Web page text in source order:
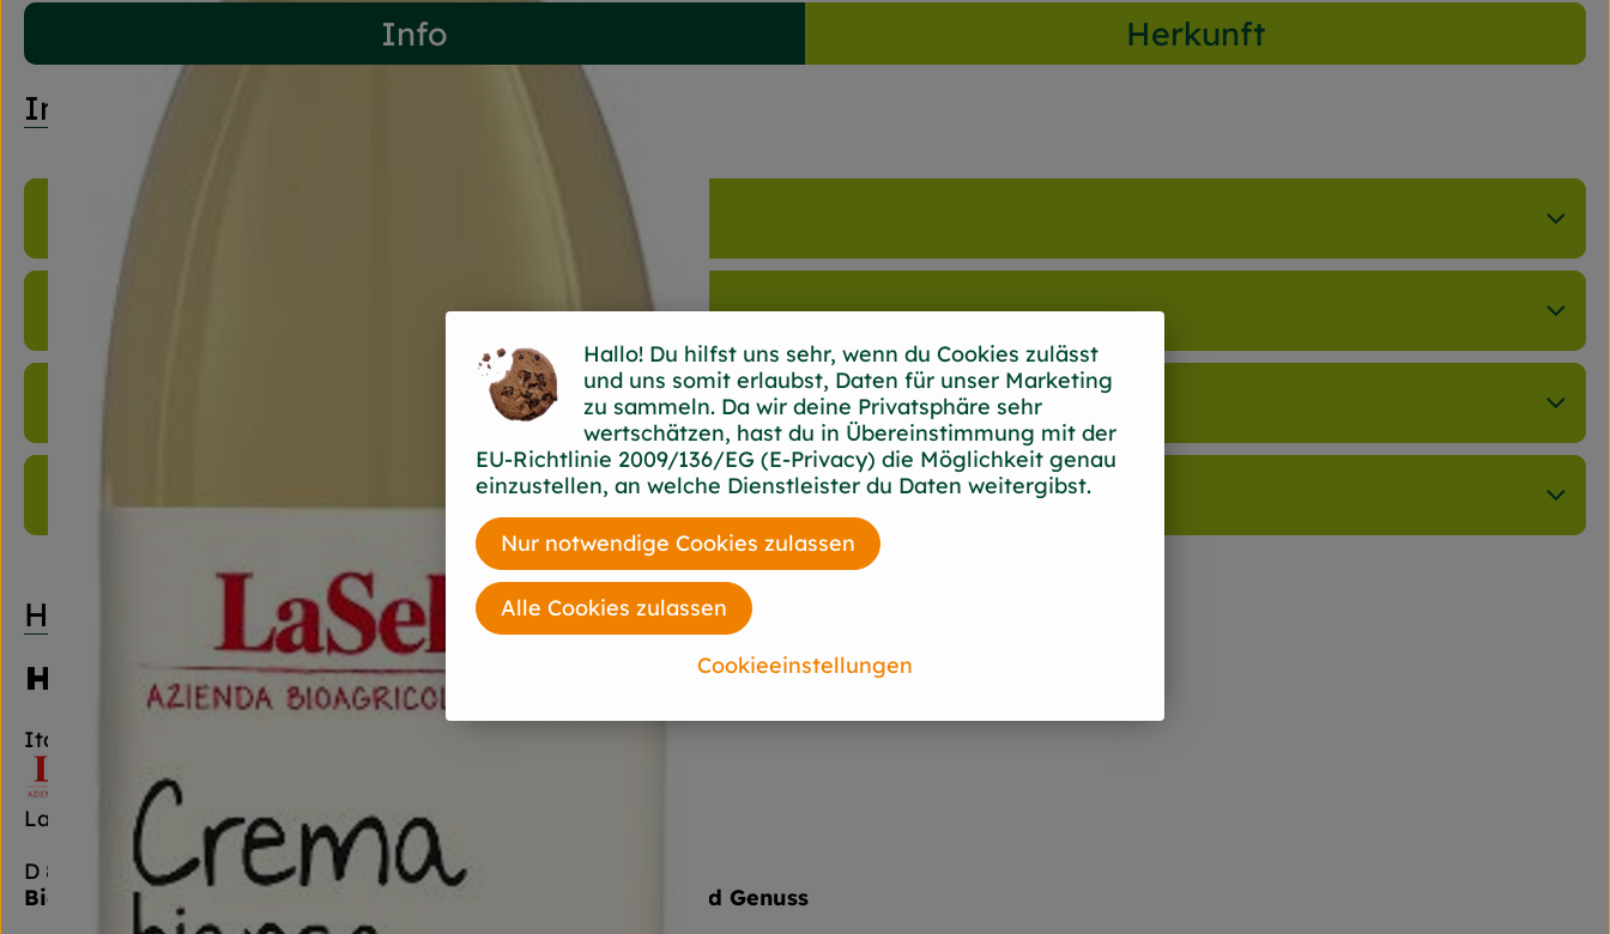
Info
Herkunft
Info
Produktinformationen
Zutaten
Herkunft
Hersteller: LaSelva
Italien
LaSelva Toskana Feinkost Vertriebs GmbH
D 82166 Gräfelfing
Bio mit italienischer Lebensart und Leidenschaft für Natur und Genuss
Hallo! Du hilfst uns sehr, wenn du Cookies zulässt
und uns somit erlaubst, Daten für unser Marketing
zu sammeln. Da wir deine Privatsphäre sehr
wertschätzen, hast du in Übereinstimmung mit der
EU-Richtlinie 2009/136/EG (E-Privacy) die Möglichkeit genau
einzustellen, an welche Dienstleister du Daten weitergibst.
Cookieeinstellungen
Nur notwendige Cookies zulassen
Alle Cookies zulassen